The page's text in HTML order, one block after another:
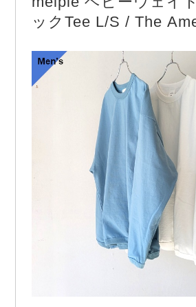
エンティースセンチュリー
【COLOR】　Sage
another 20th centuryより「River
今期はコットンリップストップ生
ウェイディングジャケットの…
ックTee L/S / The